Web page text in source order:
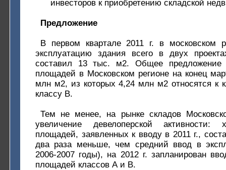
инвесторов к приобретению складской
Предложение
В первом квартале 2011 г. в московском
эксплуатацию здания всего в двух
составил 13 тыс. м2. Общее предложение
площадей в Московском регионе на конец
млн м2, из которых 4,24 млн м2 относятся к
классу В.
Тем не менее, на рынке складов
увеличение девелоперской
площадей, заявленных к вводу в 2011 г.,
два раза меньше, чем средний ввод в
2006-2007 годы), на 2012 г. запланирован
площадей классов А и В.